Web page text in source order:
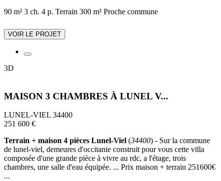
90 m² 3 ch. 4 p. Terrain 300 m² Proche commune
VOIR LE PROJET
3D
MAISON 3 CHAMBRES À LUNEL V...
LUNEL-VIEL 34400
251 600 €
Terrain + maison 4 pièces Lunel-Viel (34400) - Sur la commune
de lunel-viel, demeures d'occitanie construit pour vous cette villa
composée d'une grande pièce à vivre au rdc, a l'étage, trois
chambres, une salle d'eau équipée. ... Prix maison + terrain 251600€
...